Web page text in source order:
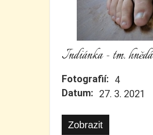
Indiánka - tm. hnědá
Fotografií: 4
Datum: 27. 3. 2021
Zobrazit